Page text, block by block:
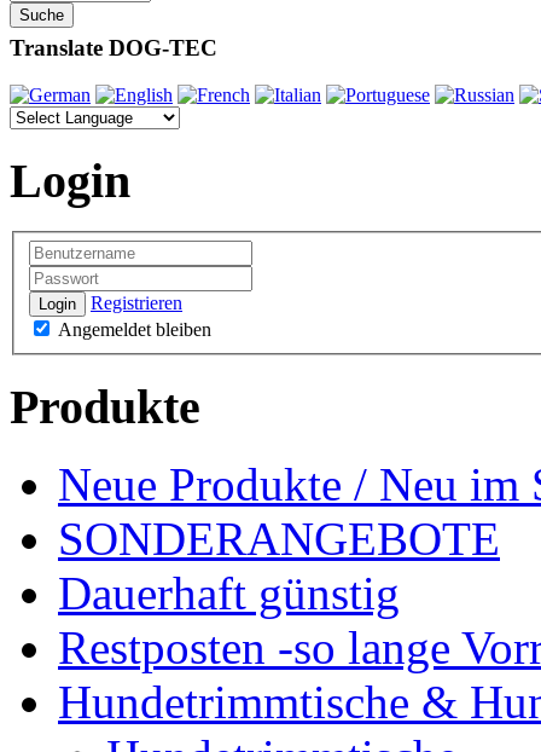
Translate DOG-TEC
Login
Login
Registrieren
Angemeldet bleiben
Produkte
Neue Produkte / Neu im
SONDERANGEBOTE
Dauerhaft günstig
Restposten -so lange
Hundetrimmtische &